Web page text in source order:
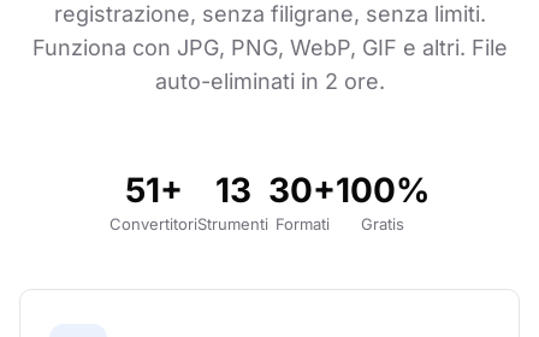
registrazione, senza filigrane, senza limiti.
Funziona con JPG, PNG, WebP, GIF e altri. File
auto-eliminati in 2 ore.
51+
Convertitori
13
Strumenti
30+
Formati
100%
Gratis